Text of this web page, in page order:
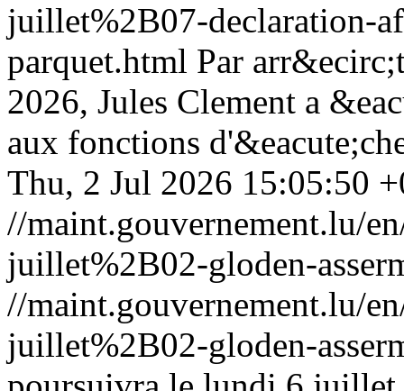
juillet%2B07-declaration-
parquet.html Par
2026, Jules Clement a
aux fonctions
Thu, 2 Jul 2026 15:05:50
//maint.gouvernement.lu/
juillet%2B02-gloden-
//maint.gouvernement.lu/
juillet%2B02-gloden-